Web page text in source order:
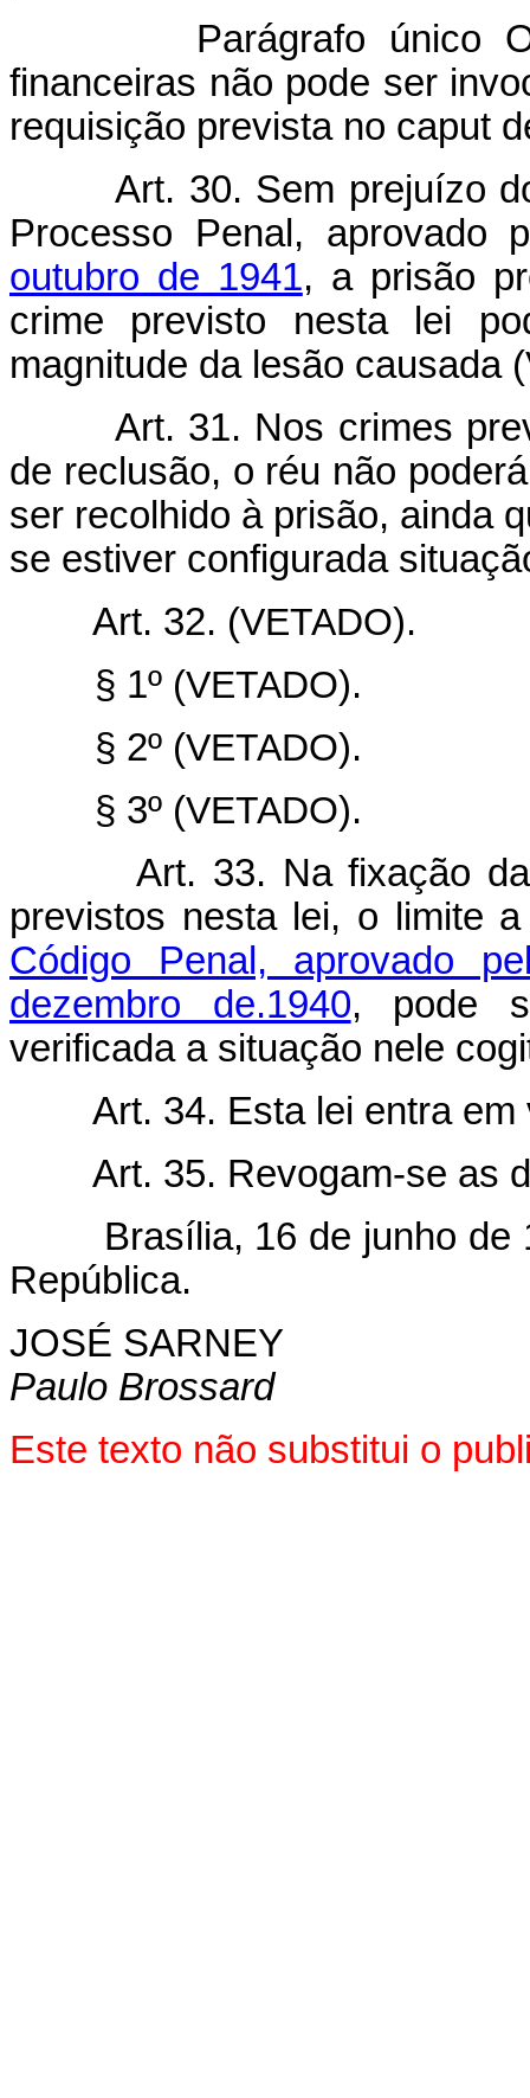
Parágrafo único
financeiras não pode ser
requisição prevista no caput
Art. 30. Sem prejuízo
Processo Penal, aprovado
outubro de 1941, a prisão
crime previsto nesta lei
magnitude da lesão causada (
Art. 31. Nos crimes
de reclusão, o réu não
ser recolhido à prisão, ainda
se estiver configurada
Art. 32. (VETADO).
§ 1º (VETADO).
§ 2º (VETADO).
§ 3º (VETADO).
Art. 33. Na fixação
previstos nesta lei, o limite
Código Penal, aprovado
dezembro de.1940, pode
verificada a situação nele
Art. 34. Esta lei entra
Art. 35. Revogam-se as
Brasília, 16 de junho de
República.
JOSÉ SARNEY
Paulo Brossard
Este texto não substitui o